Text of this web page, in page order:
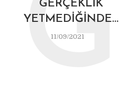
GERÇEKLIK
YETMEDIĞINDE…
11/09/2021
G